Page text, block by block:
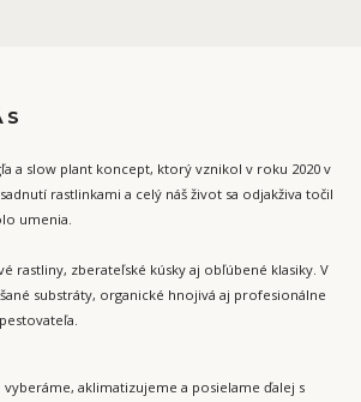
a slow plant koncept, ktorý vznikol v roku 2020 v
rastlinkami a celý náš život sa odjakživa točil
umenia.
rastliny, zberateľské kúsky aj obľúbené klasiky. V
substráty, organické hnojivá aj profesionálne
vyberáme, aklimatizujeme a posielame ďalej s